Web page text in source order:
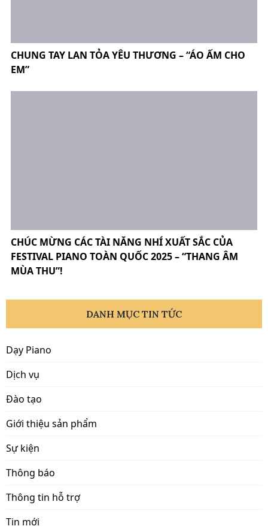
CHUNG TAY LAN TỎA YÊU THƯƠNG – “ÁO ẤM CHO
EM”
CHÚC MỪNG CÁC TÀI NĂNG NHÍ XUẤT SẮC CỦA
FESTIVAL PIANO TOÀN QUỐC 2025 – “THANG ÂM
MÙA THU”!
DANH MỤC TIN TỨC
Dạy Piano
Dịch vụ
Đào tạo
Giới thiệu sản phẩm
Sự kiện
Thông báo
Thông tin hỗ trợ
Tin mới